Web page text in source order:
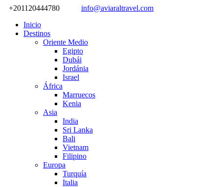
+201120444780
info@aviaraltravel.com
Inicio
Destinos
Oriente Medio
Egipto
Dubái
Jordánia
Israel
África
Marruecos
Kenia
Asia
India
Sri Lanka
Bali
Vietnam
Filipino
Europa
Turquía
Italia